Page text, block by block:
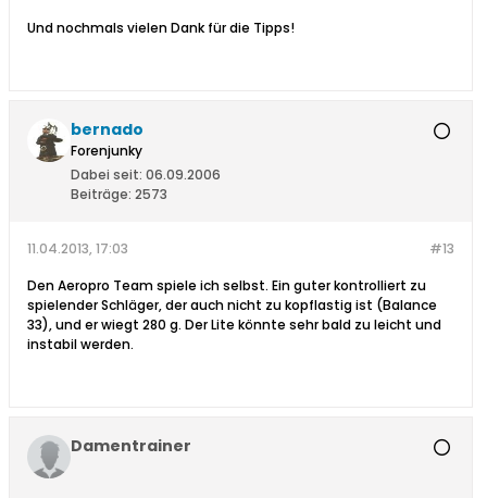
Und nochmals vielen Dank für die Tipps!
bernado
Forenjunky
Dabei seit: 06.09.2006
Beiträge: 2573
#13
11.04.2013, 17:03
Den Aeropro Team spiele ich selbst. Ein guter kontrolliert zu
spielender Schläger, der auch nicht zu kopflastig ist (Balance
33), und er wiegt 280 g. Der Lite könnte sehr bald zu leicht und
instabil werden.
Damentrainer